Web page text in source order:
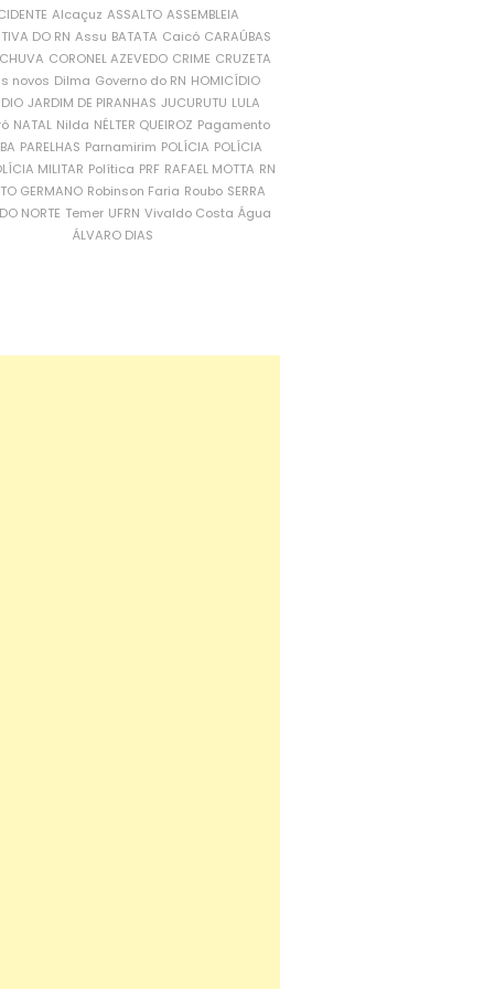
Alcaçuz ASSALTO ASSEMBLEIA
DO RN Assu BATATA Caicó CARAÚBAS
CORONEL AZEVEDO CRIME CRUZETA
novos Dilma Governo do RN HOMICÍDIO
JARDIM DE PIRANHAS JUCURUTU LULA
NATAL Nilda NÉLTER QUEIROZ Pagamento
PARELHAS Parnamirim POLÍCIA POLÍCIA
MILITAR Política PRF RAFAEL MOTTA RN
GERMANO Robinson Faria Roubo SERRA
NORTE Temer UFRN Vivaldo Costa Água
ÁLVARO DIAS